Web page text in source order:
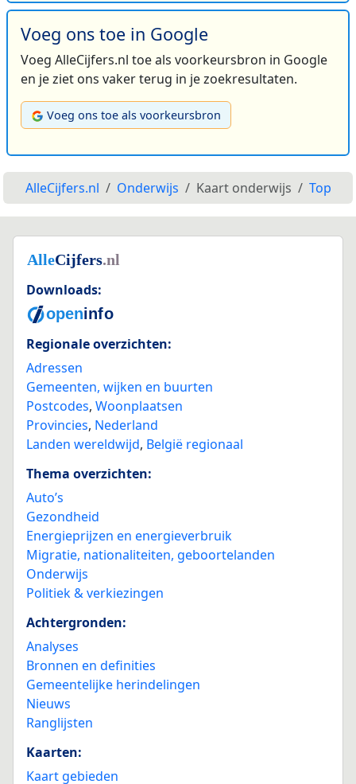
Voeg ons toe in Google
Voeg AlleCijfers.nl toe als voorkeursbron in Google
en je ziet ons vaker terug in je zoekresultaten.
Voeg ons toe als voorkeursbron
AlleCijfers.nl Onderwijs Kaart onderwijs Top
Downloads:
Regionale overzichten:
Adressen
Gemeenten, wijken en buurten
Postcodes, Woonplaatsen
Provincies, Nederland
Landen wereldwijd, België regionaal
Thema overzichten:
Auto’s
Gezondheid
Energieprijzen en energieverbruik
Migratie, nationaliteiten, geboortelanden
Onderwijs
Politiek & verkiezingen
Achtergronden:
Analyses
Bronnen en definities
Gemeentelijke herindelingen
Nieuws
Ranglijsten
Kaarten:
Kaart gebieden